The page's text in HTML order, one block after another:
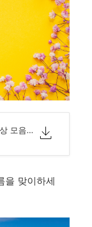
11 6월 인사말 문구 이미지 영상 모음 문자 안부.png
을 맞이하세